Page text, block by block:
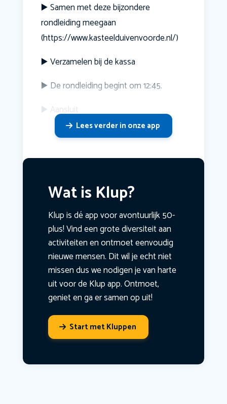
▶️ Samen met deze bijzondere
rondleiding meegaan
(https://www.kasteelduivenvoorde.nl/)
▶️ Verzamelen bij de kassa
▶️ De rondleiding begint om 12:45.
▶️ Aansluit
Lees verder in onze app
Wat is Klup?
Klup is dé app voor avontuurlijk 50-
plus! Vind een grote diversiteit aan
activiteiten en ontmoet eenvoudig
nieuwe mensen. Dit wil je echt niet
missen dus we nodigen je van harte
uit voor de Klup app. Ontmoet,
geniet en ga er samen op uit!
Start met Kluppen